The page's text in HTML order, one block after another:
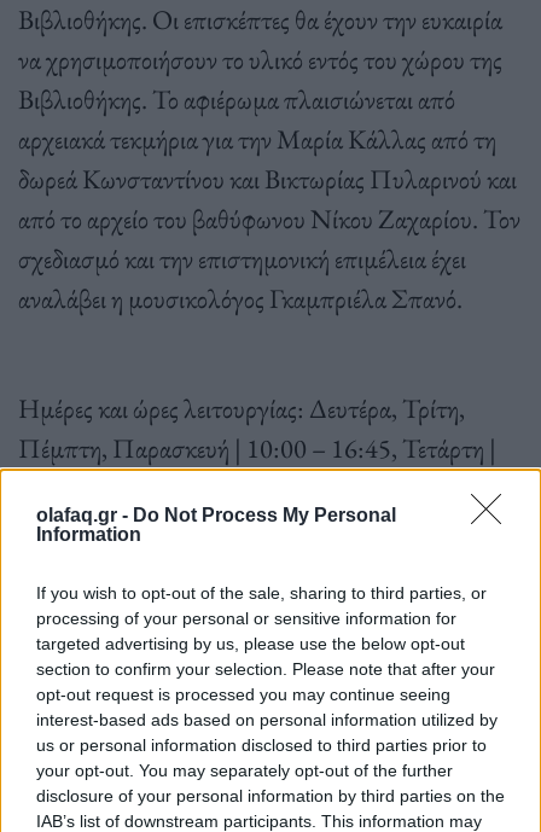
olafaq.gr - Do Not Process My Personal
Information
If you wish to opt-out of the sale, sharing to third parties, or
processing of your personal or sensitive information for
targeted advertising by us, please use the below opt-out
section to confirm your selection. Please note that after your
opt-out request is processed you may continue seeing
interest-based ads based on personal information utilized by
us or personal information disclosed to third parties prior to
your opt-out. You may separately opt-out of the further
disclosure of your personal information by third parties on the
IAB’s list of downstream participants. This information may
Βιβλιοθήκης. Οι επισκέπτες θα έχουν την ευκαιρία
να χρησιμοποιήσουν το υλικό εντός του χώρου της
Βιβλιοθήκης. Το αφιέρωμα πλαισιώνεται από
αρχειακά τεκμήρια για την Μαρία Κάλλας από τη
δωρεά Κωνσταντίνου και Βικτωρίας Πυλαρινού και
από το αρχείο του βαθύφωνου Νίκου Ζαχαρίου. Τον
σχεδιασμό και την επιστημονική επιμέλεια έχει
αναλάβει η μουσικολόγος Γκαμπριέλα Σπανό.
Ημέρες και ώρες λειτουργίας: Δευτέρα, Τρίτη,
Πέμπτη, Παρασκευή | 10:00 – 16:45, Τετάρτη |
Περισσότερες πληροφορίες εδώ.